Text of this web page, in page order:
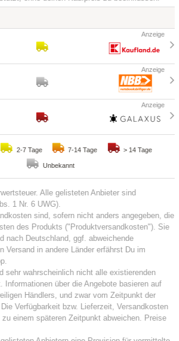
2-7 Tage 7-14 Tage > 14 Tage
Unbekannt